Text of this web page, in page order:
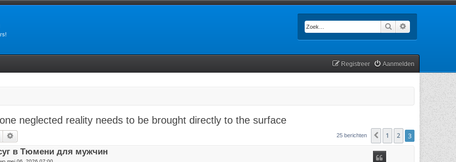
Zoek
Aanmelden
Registreer
neglected reality needs to be brought directly to the surface
Zoek 25 berichten Vorige
1 2 3
в Тюмени для мужчин